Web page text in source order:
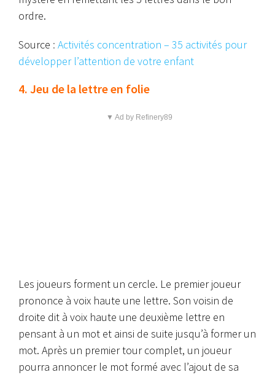
ordre.
Source : Activités concentration – 35 activités pour
développer l’attention de votre enfant
4. Jeu de la lettre en folie
▼ Ad by Refinery89
Les joueurs forment un cercle. Le premier joueur
prononce à voix haute une lettre. Son voisin de
droite dit à voix haute une deuxième lettre en
pensant à un mot et ainsi de suite jusqu’à former un
mot. Après un premier tour complet, un joueur
pourra annoncer le mot formé avec l’ajout de sa